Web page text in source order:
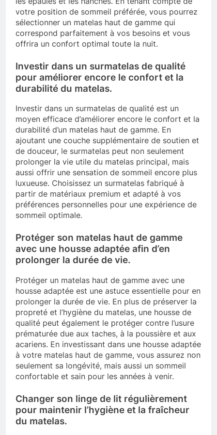
votre position de sommeil préférée, vous pourrez
sélectionner un matelas haut de gamme qui
correspond parfaitement à vos besoins et vous
offrira un confort optimal toute la nuit.
Investir dans un surmatelas de qualité
pour améliorer encore le confort et la
durabilité du matelas.
Investir dans un surmatelas de qualité est un
moyen efficace d’améliorer encore le confort et la
durabilité d’un matelas haut de gamme. En
ajoutant une couche supplémentaire de soutien et
de douceur, le surmatelas peut non seulement
prolonger la vie utile du matelas principal, mais
aussi offrir une sensation de sommeil encore plus
luxueuse. Choisissez un surmatelas fabriqué à
partir de matériaux premium et adapté à vos
préférences personnelles pour une expérience de
sommeil optimale.
Protéger son matelas haut de gamme
avec une housse adaptée afin d’en
prolonger la durée de vie.
Protéger un matelas haut de gamme avec une
housse adaptée est une astuce essentielle pour en
prolonger la durée de vie. En plus de préserver la
propreté et l’hygiène du matelas, une housse de
qualité peut également le protéger contre l’usure
prématurée due aux taches, à la poussière et aux
acariens. En investissant dans une housse adaptée
à votre matelas haut de gamme, vous assurez non
seulement sa longévité, mais aussi un sommeil
confortable et sain pour les années à venir.
Changer son linge de lit régulièrement
pour maintenir l’hygiène et la fraîcheur
du matelas.